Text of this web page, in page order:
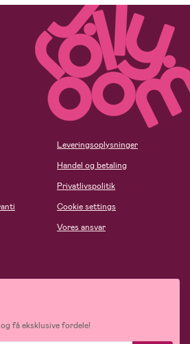
Leveringsoplysninger
Handel og betaling
Privatlivspolitik
Cookie settings
Vores ansvar
få eksklusive fordele!